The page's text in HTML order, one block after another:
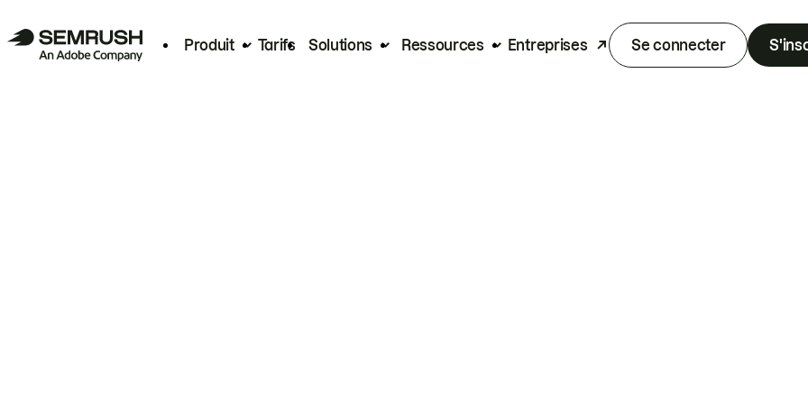
Produit Tarifs Solutions Ressources Entreprises Se connecter